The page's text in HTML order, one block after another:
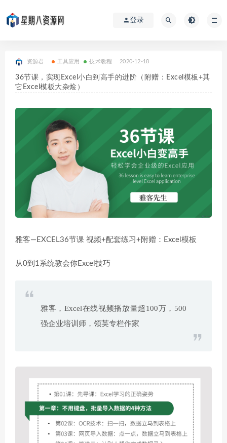
登录
资源君 工具应用 技术教程 2020-12-18
36节课，实现Excel小白到高手的进阶（附赠：Excel模板+其
它Excel模板大杂烩）
雅客—EXCEL36节课 视频+配套练习+附赠：Excel模板
从0到1系统教会你Excel技巧
雅客，Excel在线视频播放量超100万，500
强企业培训师，领英专栏作家